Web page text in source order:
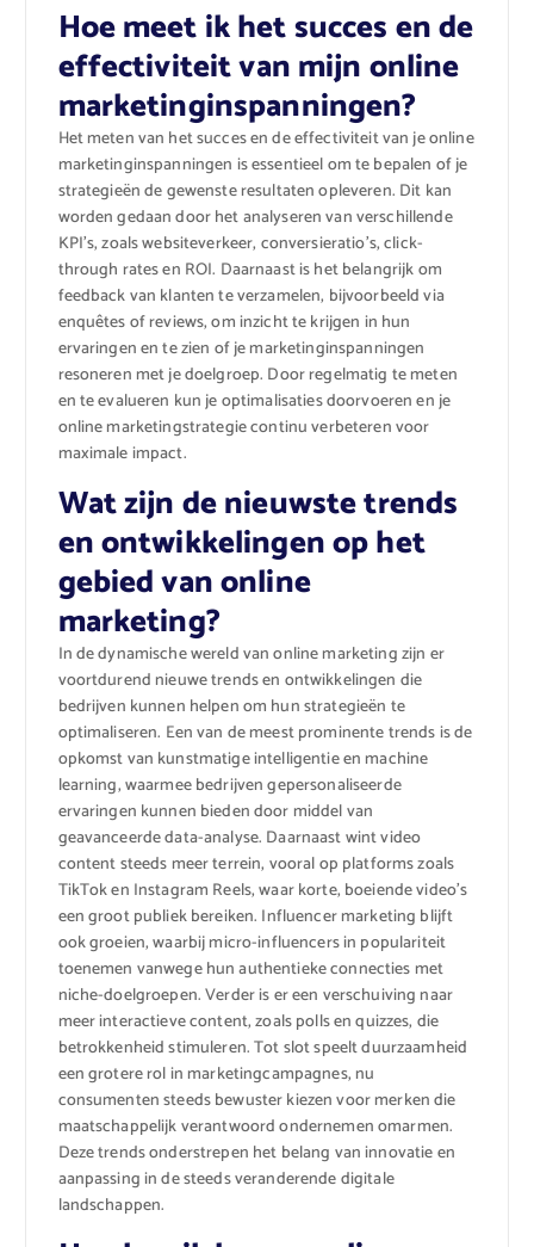
Hoe meet ik het succes en de
effectiviteit van mijn online
marketinginspanningen?
Het meten van het succes en de effectiviteit van je online
marketinginspanningen is essentieel om te bepalen of je
strategieën de gewenste resultaten opleveren. Dit kan
worden gedaan door het analyseren van verschillende
KPI’s, zoals websiteverkeer, conversieratio’s, click-
through rates en ROI. Daarnaast is het belangrijk om
feedback van klanten te verzamelen, bijvoorbeeld via
enquêtes of reviews, om inzicht te krijgen in hun
ervaringen en te zien of je marketinginspanningen
resoneren met je doelgroep. Door regelmatig te meten
en te evalueren kun je optimalisaties doorvoeren en je
online marketingstrategie continu verbeteren voor
maximale impact.
Wat zijn de nieuwste trends
en ontwikkelingen op het
gebied van online
marketing?
In de dynamische wereld van online marketing zijn er
voortdurend nieuwe trends en ontwikkelingen die
bedrijven kunnen helpen om hun strategieën te
optimaliseren. Een van de meest prominente trends is de
opkomst van kunstmatige intelligentie en machine
learning, waarmee bedrijven gepersonaliseerde
ervaringen kunnen bieden door middel van
geavanceerde data-analyse. Daarnaast wint video
content steeds meer terrein, vooral op platforms zoals
TikTok en Instagram Reels, waar korte, boeiende video’s
een groot publiek bereiken. Influencer marketing blijft
ook groeien, waarbij micro-influencers in populariteit
toenemen vanwege hun authentieke connecties met
niche-doelgroepen. Verder is er een verschuiving naar
meer interactieve content, zoals polls en quizzes, die
betrokkenheid stimuleren. Tot slot speelt duurzaamheid
een grotere rol in marketingcampagnes, nu
consumenten steeds bewuster kiezen voor merken die
maatschappelijk verantwoord ondernemen omarmen.
Deze trends onderstrepen het belang van innovatie en
aanpassing in de steeds veranderende digitale
landschappen.